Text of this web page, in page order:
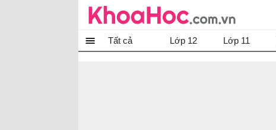
Tất cả Lớp 12 Lớp 11